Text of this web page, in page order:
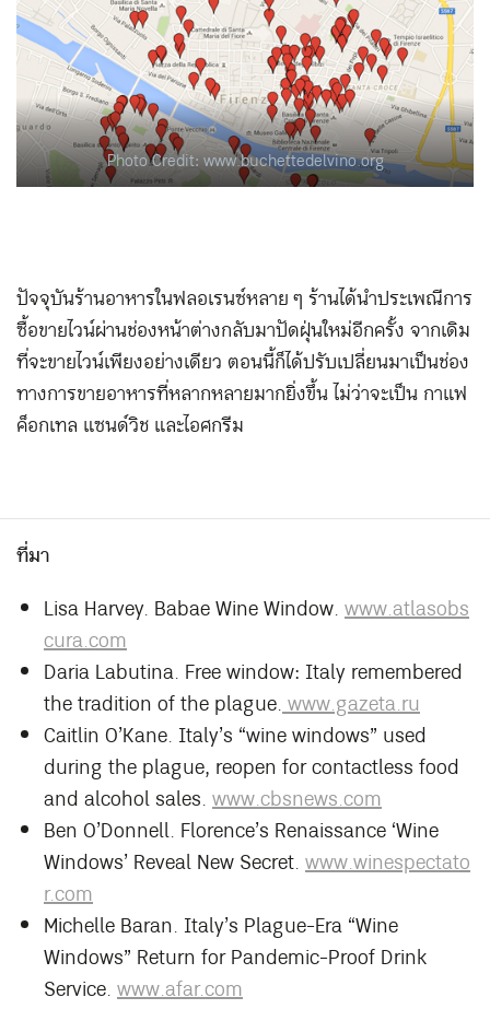
Photo Credit: www.buchettedelvino.org
ปัจจุบันร้านอาหารในฟลอเรนซ์หลาย ๆ ร้านได้นำประเพณีการ
ซื้อขายไวน์ผ่านช่องหน้าต่างกลับมาปัดฝุ่นใหม่อีกครั้ง จากเดิม
ที่จะขายไวน์เพียงอย่างเดียว ตอนนี้ก็ได้ปรับเปลี่ยนมาเป็นช่อง
ทางการขายอาหารที่หลากหลายมากยิ่งขึ้น ไม่ว่าจะเป็น กาแฟ
ค็อกเทล แซนด์วิช และไอศกรีม
ที่มา
Lisa Harvey. Babae Wine Window.www.atlasobs
cura.com
Daria Labutina. Free window: Italy remembered
the tradition of the plague.www.gazeta.ru
Caitlin O’Kane. Italy’s “wine windows” used
during the plague, reopen for contactless food
and alcohol sales.www.cbsnews.com
Ben O’Donnell. Florence’s Renaissance ‘Wine
Windows’ Reveal New Secret.www.winespectato
r.com
Michelle Baran. Italy’s Plague-Era “Wine
Windows” Return for Pandemic-Proof Drink
Service.www.afar.com